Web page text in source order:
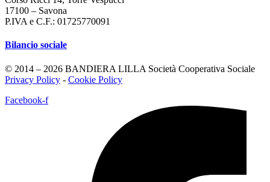
17100 – Savona
P.IVA e C.F.: 01725770091
Bilancio sociale
© 2014 – 2026 BANDIERA LILLA Società Cooperativa Sociale
Privacy Policy - Cookie Policy
Facebook-f